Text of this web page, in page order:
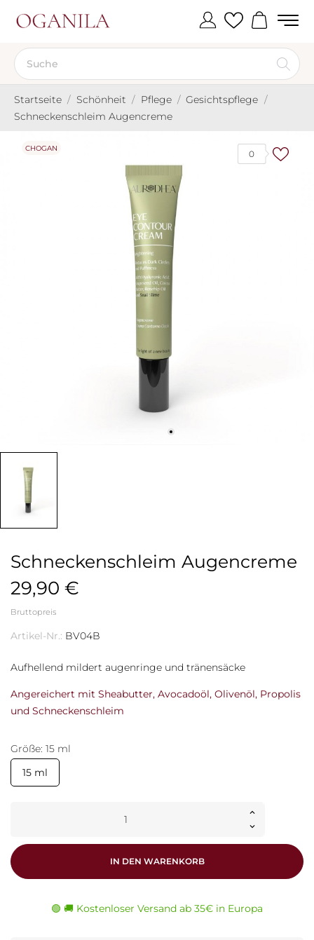
Startseite Schönheit Pflege
Gesichtspflege
Schneckenschleim Augencreme
0
CHOGAN
Schneckenschleim Augencreme
29,90 €
Bruttopreis
Artikel-Nr.: BV04B
Aufhellend mildert augenringe und tränensäcke
Angereichert mit Sheabutter, Avocadoöl, Olivenöl, Propolis
und Schneckenschleim
Größe: 15 ml
15 ml
IN DEN WARENKORB
🟢 🚚 Kostenloser Versand ab 35€ in Europa